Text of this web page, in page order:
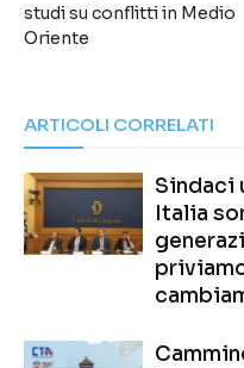
studi su conflitti in Medio
Oriente
ARTICOLI CORRELATI
Sindaci
Italia